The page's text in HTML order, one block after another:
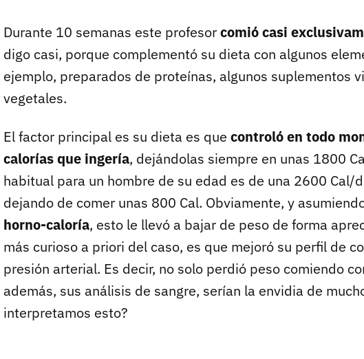
Durante 10 semanas este profesorcomió casi
digo casi, porque complementó su dieta con algunos
ejemplo, preparados de proteínas, algunos suplementos
vegetales.
El factor principal es su dieta es que controló en todo
calorías que ingería, dejándolas siempre en unas 1800
habitual para un hombre de su edad es de una 2600 Cal/
dejando de comer unas 800 Cal. Obviamente, y
horno-caloría, esto le llevó a bajar de peso de forma
más curioso a priori del caso, es que mejoró su perfil de
presión arterial. Es decir, no solo perdió peso comiendo
además, sus análisis de sangre, serían la envidia de
interpretamos esto?